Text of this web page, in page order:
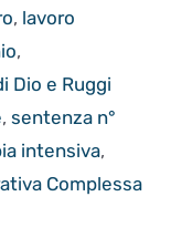
, lavoro
,
Dio e Ruggi
, sentenza n°
intensiva,
Complessa